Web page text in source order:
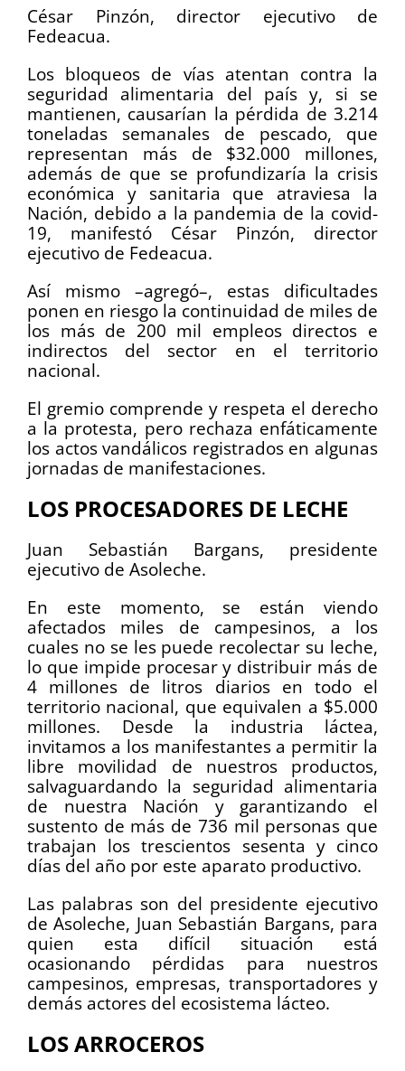
César Pinzón, director ejecutivo de
Fedeacua.
Los bloqueos de vías atentan contra la
seguridad alimentaria del país y, si se
mantienen, causarían la pérdida de 3.214
toneladas semanales de pescado, que
representan más de $32.000 millones,
además de que se profundizaría la crisis
económica y sanitaria que atraviesa la
Nación, debido a la pandemia de la covid-
19, manifestó César Pinzón, director
ejecutivo de Fedeacua.
Así mismo –agregó–, estas dificultades
ponen en riesgo la continuidad de miles de
los más de 200 mil empleos directos e
indirectos del sector en el territorio
nacional.
El gremio comprende y respeta el derecho
a la protesta, pero rechaza enfáticamente
los actos vandálicos registrados en algunas
jornadas de manifestaciones.
LOS PROCESADORES DE LECHE
Juan Sebastián Bargans, presidente
ejecutivo de Asoleche.
En este momento, se están viendo
afectados miles de campesinos, a los
cuales no se les puede recolectar su leche,
lo que impide procesar y distribuir más de
4 millones de litros diarios en todo el
territorio nacional, que equivalen a $5.000
millones. Desde la industria láctea,
invitamos a los manifestantes a permitir la
libre movilidad de nuestros productos,
salvaguardando la seguridad alimentaria
de nuestra Nación y garantizando el
sustento de más de 736 mil personas que
trabajan los trescientos sesenta y cinco
días del año por este aparato productivo.
Las palabras son del presidente ejecutivo
de Asoleche, Juan Sebastián Bargans, para
quien esta difícil situación está
ocasionando pérdidas para nuestros
campesinos, empresas, transportadores y
demás actores del ecosistema lácteo.
LOS ARROCEROS